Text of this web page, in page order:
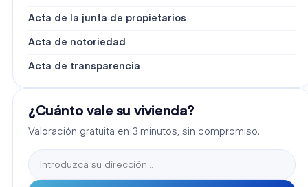
Acta de la junta de propietarios
Acta de notoriedad
Acta de transparencia
¿Cuánto vale su vivienda?
Valoración gratuita en 3 minutos, sin compromiso.